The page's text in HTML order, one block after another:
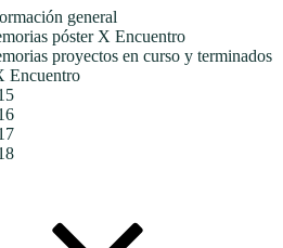
general
póster X Encuentro
proyectos en curso y terminados
Encuentro